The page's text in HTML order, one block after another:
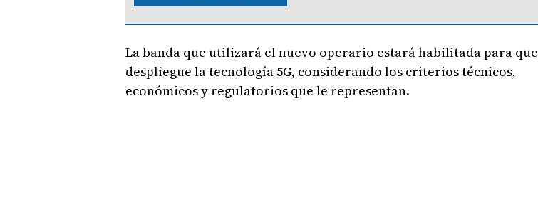
La banda que utilizará el nuevo operario estará habilitada para que
despliegue la tecnología 5G, considerando los criterios técnicos,
económicos y regulatorios que le representan.